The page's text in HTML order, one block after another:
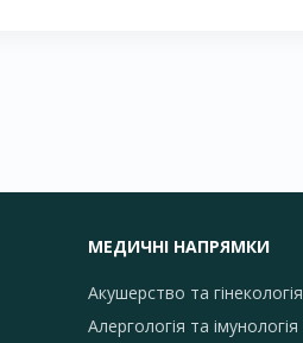
МЕДИЧНІ НАПРЯМКИ
Акушерство та гінекологія
Алергологія та імунологія